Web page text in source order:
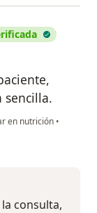
sencilla.
en nutrición •
consulta,